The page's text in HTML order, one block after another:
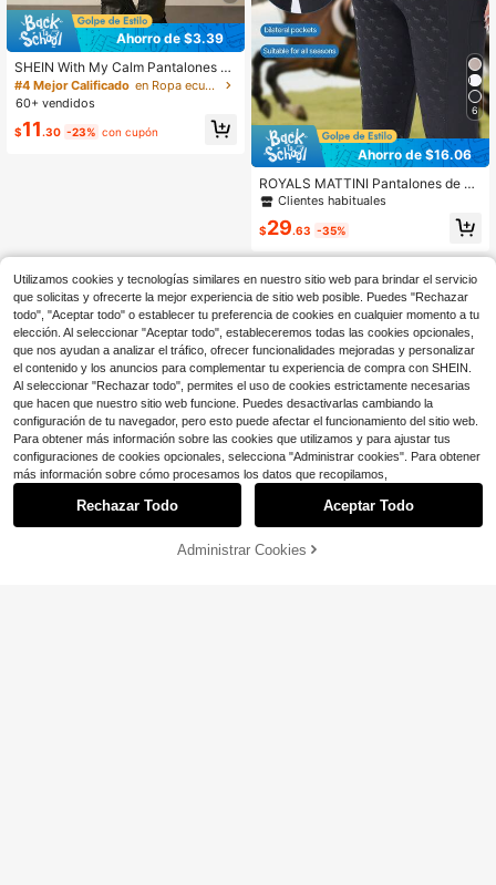
Ahorro de $3.39
SHEIN With My Calm Pantalones de
portivos de mujer para otoño/invier
no, estilo ecuestre, negros ajustado
sillos de doble capa, adecuados par
#4 Mejor Calificado
en Ropa ecuestre para mujer
60+ vendidos
$11 .30 -23% con cupón
6
Ahorro de $16.06
ROYALS MATTINI Pantalones de eq
uitación de unicolor y ajuste ceñido
on bolsillos, equipo de competición
ortes
Clientes habituales
$29.63 -35%
¡11% DE DESCUENTO! AÑADIR A LA BOLSA
Utilizamos cookies y tecnologías similares en nuestro sitio web para brindar el servicio
que solicitas y ofrecerte la mejor experiencia de sitio web posible. Puedes "Rechazar
todo", "Aceptar todo" o establecer tu preferencia de cookies en cualquier momento a tu
elección. Al seleccionar "Aceptar todo", estableceremos todas las cookies opcionales,
que nos ayudan a analizar el tráfico, ofrecer funcionalidades mejoradas y personalizar
el contenido y los anuncios para complementar tu experiencia de compra con SHEIN.
Al seleccionar "Rechazar todo", permites el uso de cookies estrictamente necesarias
que hacen que nuestro sitio web funcione. Puedes desactivarlas cambiando la
configuración de tu navegador, pero esto puede afectar el funcionamiento del sitio web.
Para obtener más información sobre las cookies que utilizamos y para ajustar tus
configuraciones de cookies opcionales, selecciona "Administrar cookies". Para obtener
más información sobre cómo procesamos los datos que recopilamos,
Rechazar Todo Aceptar Todo
Administrar Cookies